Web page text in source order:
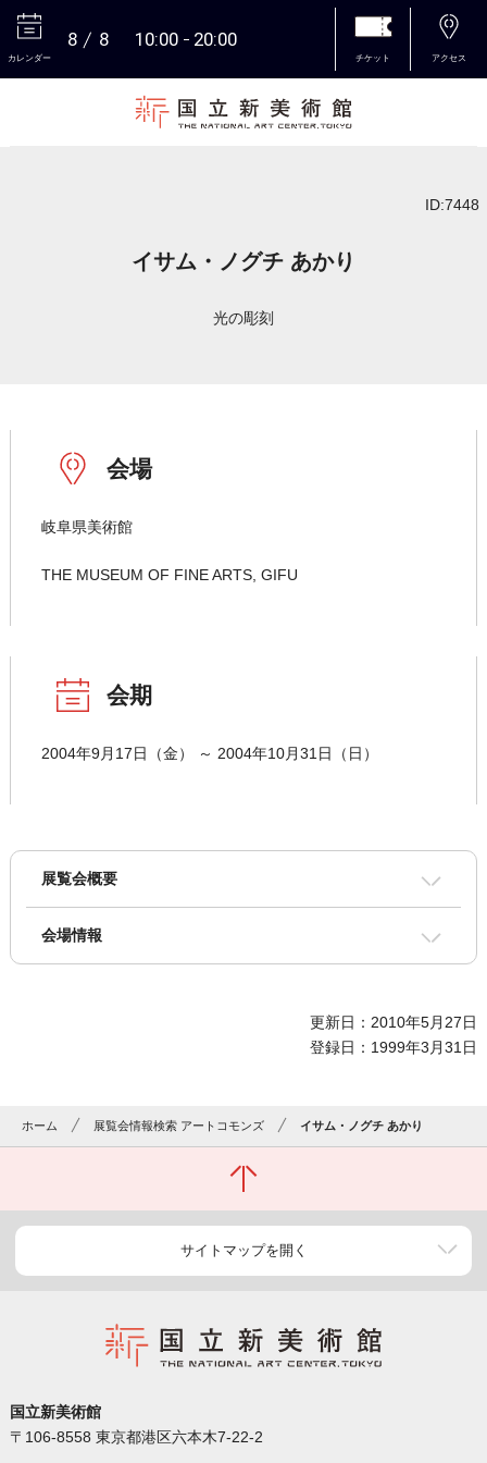
カレンダー
8 8 10:00 20:00
チケット アクセス
ID:7448
イサム・ノグチ あかり
光の彫刻
会場
岐阜県美術館
THE MUSEUM OF FINE ARTS, GIFU
会期
2004年9月17日（金） ～ 2004年10月31日（日）
展覧会概要
会場情報
更新日：2010年5月27日
登録日：1999年3月31日
ホーム 展覧会情報検索 アートコモンズ イサム・ノグチ あかり
サイトマップを開く
国立新美術館
〒106-8558 東京都港区六本木7-22-2